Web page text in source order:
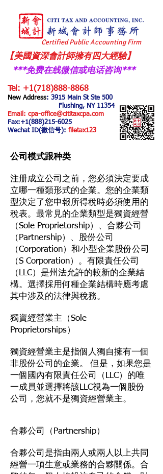
Certified Public Accounting Firm
【美國資深會計師擁有四大經驗】
***免费在线微信或电话咨询​***
Tel: +1(718)888-8868
New Address: 3915 Main St Ste 500
Flushing, NY 11354
Email: cpa-office@cititaxcpa.com
Fax:+1(888)215-6025
Wechat ID(微信号): filetax123
​公司模式跟种类
注册成立公司之前，您必須決定要成
立哪一種類形式的企業。您的企業類
型決定了您申報所得稅時必須使用的
稅表。最常見的企業類型是獨資經營
（Sole Proprietorship）、合夥公司
（Partnership）、股份公司
（Corporation）和小型企業股份公司
（S Corporation）。有限責任公司
（LLC）是州法允許的較新的企業結
構。選擇採用何種企業結構時應考慮
其中涉及的法律與稅務。
獨資經營業主（Sole
Proprietorships）
獨資經營業主是指個人獨自擁有一個
非股份公司的企業。 但是，如果您是
一個國內有限責任公司（LLC）的唯
一成員並選擇將該LLC視為一個股份
公司，您就不是獨資經營業主。
合夥公司（Partnership）
合夥公司是指由兩人或兩人以上共同
經營一項生意或業務的合夥關係。合